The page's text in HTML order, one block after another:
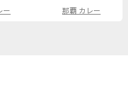
ー 那覇 カレー